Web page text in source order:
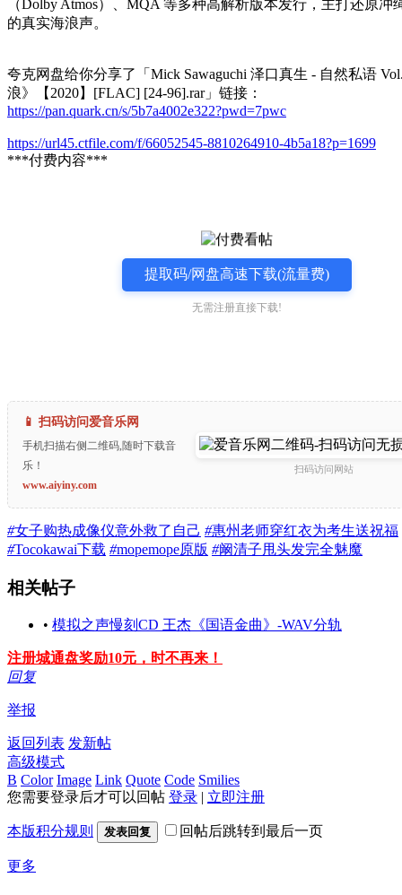
（Dolby Atmos）、MQA 等多种高解析版本发行，主打还原冲
的真实海浪声。
夸克网盘给你分享了「Mick Sawaguchi 泽口真生 - 自然私语
浪》【2020】[FLAC] [24-96].rar」链接：
https://pan.quark.cn/s/5b7a4002e322?pwd=7pwc
https://url45.ctfile.com/f/66052545-8810264910-4b5a18?p=1699
***付费内容***
提取码/网盘高速下载(流量费)
无需注册直接下载!
📱 扫码访问爱音乐网
手机扫描右侧二维码,随时下载音
乐！
www.aiyiny.com
扫码访问网站
#女子购热成像仪意外救了自己 #惠州老师穿红衣为考生送祝福
#Tocokawai下载 #mopemope原版 #阚清子甩头发完全魅魔
相关帖子
• 模拟之声慢刻CD 王杰《国语金曲》-WAV分轨
注册城通盘奖励10元，时不再来！
回复
举报
返回列表 发新帖
高级模式
B Color Image Link Quote Code Smilies
您需要登录后才可以回帖 登录 | 立即注册
本版积分规则 发表回复 回帖后跳转到最后一页
更多